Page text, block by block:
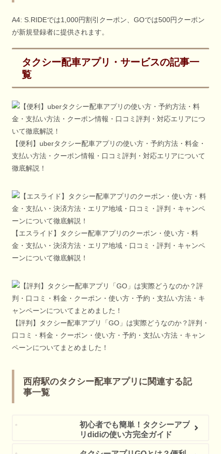
A4: S.RIDEでは1,000円割引クーポン、GOでは500円クーポン
が新規登録者に提供されます。
タクシー配車アプリ・サービスの記事一
覧
【便利】uberタクシー配車アプリの使い方・予約方法・料金・
支払い方法・クーポン情報・口コミ評判・対応エリアについて
徹底解説！
【エスライド】タクシー配車アプリのクーポン・使い方・料
金・支払い・決済方法・エリア地域・口コミ・評判・キャンペ
ーンについて徹底解説！
【評判】タクシー配車アプリ「GO」は実際どうなのか？評判・
口コミ・料金・クーポン・使い方・予約・支払い方法・キャン
ペーンについてまとめました！
西府駅のタクシー配車アプリに関連する記
事一覧
初心者でも簡単！タクシーアプ
リdidiの使い方完全ガイド